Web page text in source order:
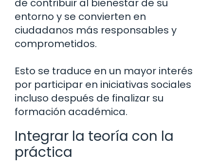
de contribuir al bienestar de su
entorno y se convierten en
ciudadanos más responsables y
comprometidos.
Esto se traduce en un mayor interés
por participar en iniciativas sociales
incluso después de finalizar su
formación académica.
Integrar la teoría con la
práctica